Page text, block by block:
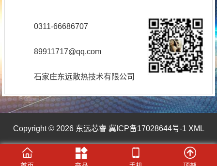
0311-66686707
89911717@qq.com
石家庄东远散热技术有限公司
Copyright © 2026 东远芯睿 冀ICP备17028644号-1 XML